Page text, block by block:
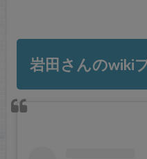
岩田さんのwiki